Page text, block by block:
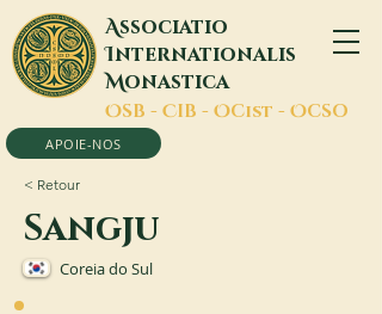
Associatio
Internationalis
Monastica
OSB - CIB - OCist - OCSO
APOIE-NOS
< Retour
Sangju
Coreia do Sul